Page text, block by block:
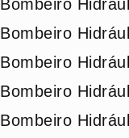
Bombeiro
Bombeiro
Bombeiro
Bombeiro
Bombeiro